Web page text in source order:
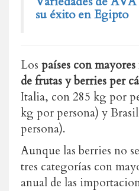
su éxito en Egipto
Los países con
de frutas y berries per
Italia, con 285 kg por
kg por persona) y
persona).
Aunque las berries no
tres categorías con
anual de las